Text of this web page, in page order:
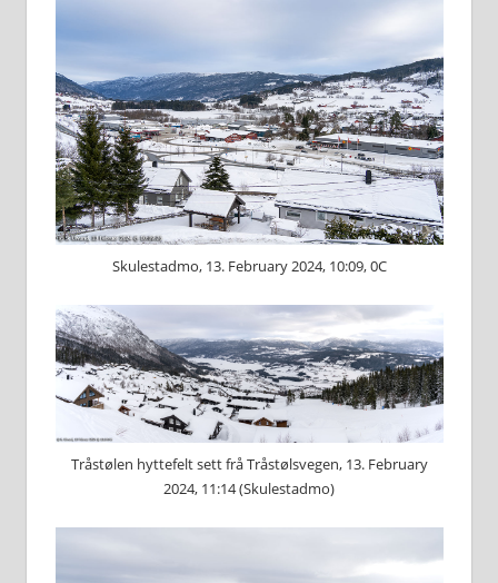
Skulestadmo, 13. February 2024, 10:09, 0C
Tråstølen hyttefelt sett frå Tråstølsvegen, 13. February
2024, 11:14 (Skulestadmo)